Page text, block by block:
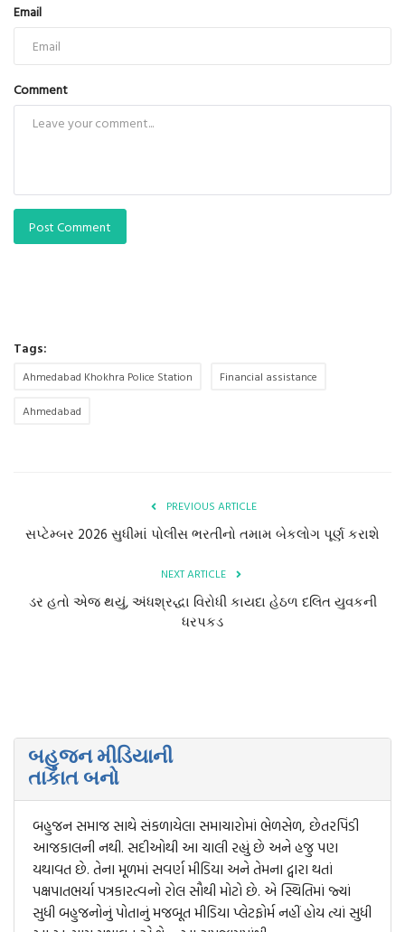
Email
Comment
Post Comment
Tags:
Ahmedabad Khokhra Police Station Financial assistance
Ahmedabad
PREVIOUS ARTICLE
સપ્ટેમ્બર 2026 સુધીમાં પોલીસ ભરતીનો તમામ બેકલોગ પૂર્ણ કરાશે
NEXT ARTICLE
ડર હતો એજ થયું, અંધશ્રદ્ધા વિરોધી કાયદા હેઠળ દલિત યુવકની
ધરપકડ
બહુજન મીડિયાની
તાકાત બનો
બહુજન સમાજ સાથે સંકળાયેલા સમાચારોમાં ભેળસેળ, છેતરપિંડી
આજકાલની નથી. સદીઓથી આ ચાલી રહ્યું છે અને હજુ પણ
યથાવત છે. તેના મૂળમાં સવર્ણ મીડિયા અને તેમના દ્વારા થતાં
પક્ષપાતભર્યા પત્રકારત્વનો રોલ સૌથી મોટો છે. એ સ્થિતિમાં જ્યાં
સુધી બહુજનોનું પોતાનું મજબૂત મીડિયા પ્લેટફોર્મ નહીં હોય ત્યાં સુધી